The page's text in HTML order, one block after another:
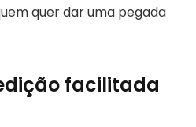
quer dar uma pegada
facilitada